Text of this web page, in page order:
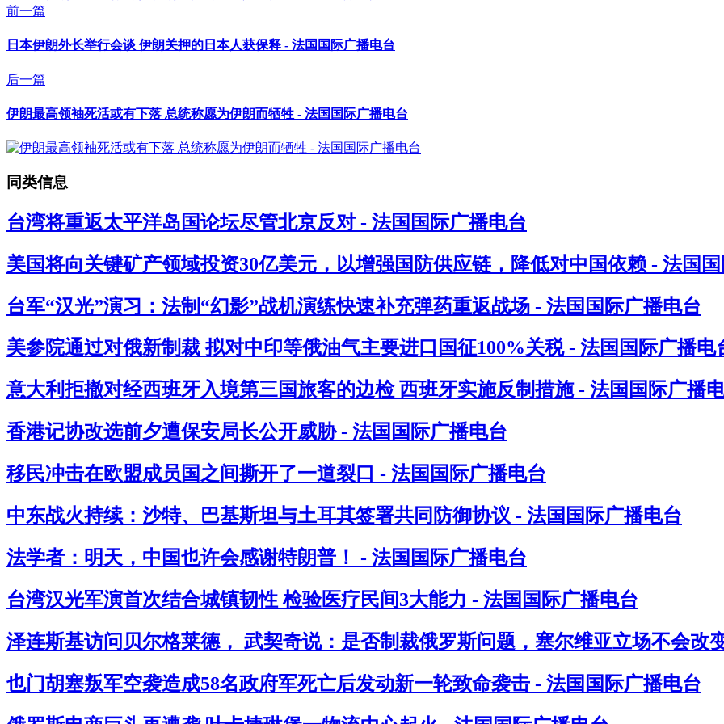
前一篇
日本伊朗外长举行会谈 伊朗关押的日本人获保释 - 法国国际广播电台
后一篇
伊朗最高领袖死活或有下落 总统称愿为伊朗而牺牲 - 法国国际广播电台
同类信息
台湾将重返太平洋岛国论坛尽管北京反对 - 法国国际广播电台
美国将向关键矿产领域投资30亿美元，以增强国防供应链，降低对中国依赖 - 法国
台军“汉光”演习：法制“幻影”战机演练快速补充弹药重返战场 - 法国国际广播电台
美参院通过对俄新制裁 拟对中印等俄油气主要进口国征100%关税 - 法国国际广播电
意大利拒撤对经西班牙入境第三国旅客的边检 西班牙实施反制措施 - 法国国际广播
香港记协改选前夕遭保安局长公开威胁 - 法国国际广播电台
移民冲击在欧盟成员国之间撕开了一道裂口 - 法国国际广播电台
中东战火持续：沙特、巴基斯坦与土耳其签署共同防御协议 - 法国国际广播电台
法学者：明天，中国也许会感谢特朗普！ - 法国国际广播电台
台湾汉光军演首次结合城镇韧性 检验医疗民间3大能力 - 法国国际广播电台
泽连斯基访问贝尔格莱德， 武契奇说：是否制裁俄罗斯问题，塞尔维亚立场不会改
也门胡塞叛军空袭造成58名政府军死亡后发动新一轮致命袭击 - 法国国际广播电台